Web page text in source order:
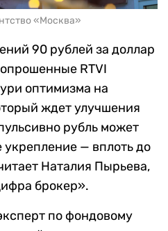
«Москва»
90 рублей за доллар
RTVI
оптимизма на
ждет улучшения
рубль может
укрепление — вплоть до
Наталия Пырьева,
брокер».
по фондовому